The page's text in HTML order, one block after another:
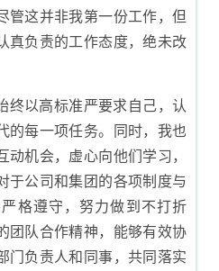
管这并非我第一份工作，但
真负责的工作态度，绝未改
终以高标准严要求自己，认
的每一项任务。同时，我也
动机会，虚心向他们学习，
于公司和集团的各项制度与
格遵守，努力做到不打折
团队合作精神，能够有效协
门负责人和同事，共同落实